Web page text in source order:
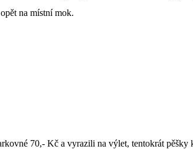
na místní mok.
70,- Kč a vyrazili na výlet, tentokrát